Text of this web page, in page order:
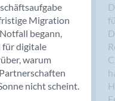
Migration
begann,
für digitale
warum
nicht scheint.